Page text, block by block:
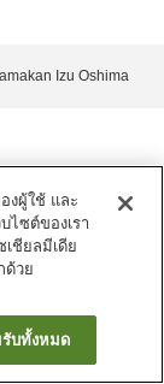
Izu Oshima
งผู้ใช้ และ
ไซต์ของเรา
ชียลมีเดีย
ด้วย
บทั้งหมด